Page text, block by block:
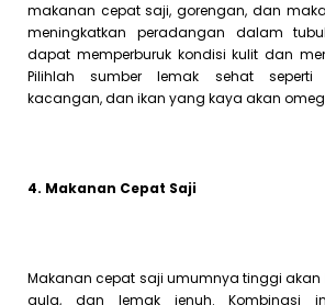
makanan cepat saji, gorengan, dan
meningkatkan peradangan dalam
dapat memperburuk kondisi kulit dan
Pilihlah sumber lemak sehat seperti
kacangan, dan ikan yang kaya akan
4. Makanan Cepat Saji
Makanan cepat saji umumnya tinggi
gula, dan lemak jenuh. Kombinasi